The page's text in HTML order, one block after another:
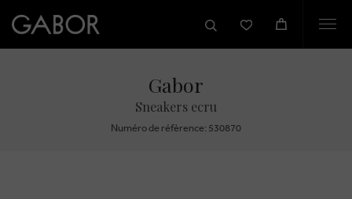
Gabor
Sneakers ecru
Numéro de réfèrence: 530870